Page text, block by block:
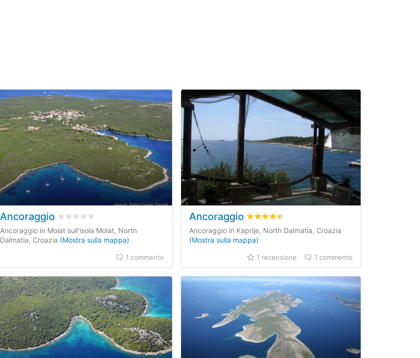
Ancoraggio Valutato0 recensioni dei clienti
Ancoraggio in Molat sull’isola Molat, North
Dalmatia, Croazia (Mostra sulla mappa)
1 commento
Ancoraggio Valutato4.5
Ancoraggio in Kaprije, North Dalmatia, Croazia
(Mostra sulla mappa)
1 recensione 1 commento